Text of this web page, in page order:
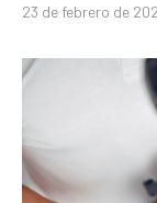
23 de febrero de